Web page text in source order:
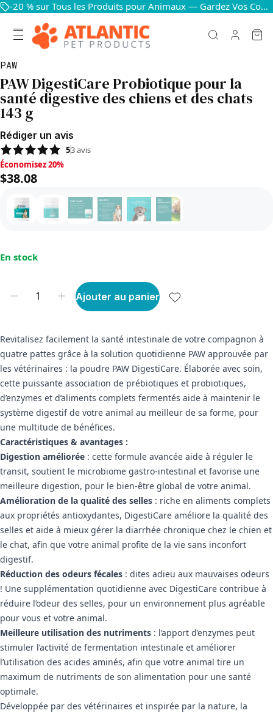
-20 % sur Tous les Produits pour Animaux — Gardez Vos Compagnons Heureux et en Bonne Santé
PAW
PAW DigestiCare Probiotique pour la
santé digestive des chiens et des chats
143 g
Rédiger un avis
53avis
Économisez 20%, $38.08
Économisez 20%
$38.08
En stock
Ajouter au panier
Revitalisez facilement la santé intestinale de votre compagnon à
quatre pattes grâce à la solution quotidienne PAW approuvée par
les vétérinaires : la poudre PAW DigestiCare. Élaborée avec soin,
cette puissante association de prébiotiques et probiotiques,
d’enzymes et d’aliments complets fermentés aide à maintenir le
système digestif de votre animal au meilleur de sa forme, pour
une multitude de bénéfices.
Caractéristiques & avantages :
Digestion améliorée : cette formule avancée aide à réguler le
transit, soutient le microbiome gastro-intestinal et favorise une
meilleure digestion, pour le bien-être global de votre animal.
Amélioration de la qualité des selles : riche en aliments complets
aux propriétés antioxydantes, DigestiCare améliore la qualité des
selles et aide à mieux gérer la diarrhée chronique chez le chien et
le chat, afin que votre animal profite de la vie sans inconfort
digestif.
Réduction des odeurs fécales : dites adieu aux mauvaises odeurs
! Une supplémentation quotidienne avec DigestiCare contribue à
réduire l’odeur des selles, pour un environnement plus agréable
pour vous et votre animal.
Meilleure utilisation des nutriments : l’apport d’enzymes peut
stimuler l’activité de fermentation intestinale et améliorer
l’utilisation des acides aminés, afin que votre animal tire un
maximum de nutriments de son alimentation pour une santé
optimale.
Développée par des vétérinaires et inspirée par la nature, la